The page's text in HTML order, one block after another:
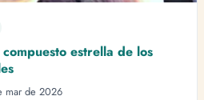
estrella de los
mar de 2026